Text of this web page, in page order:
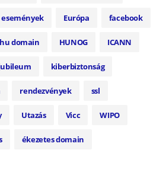
események Európa facebook
hu domain HUNOG ICANN
kiberbiztonság
rendezvények ssl
Utazás Vicc WIPO
ékezetes domain